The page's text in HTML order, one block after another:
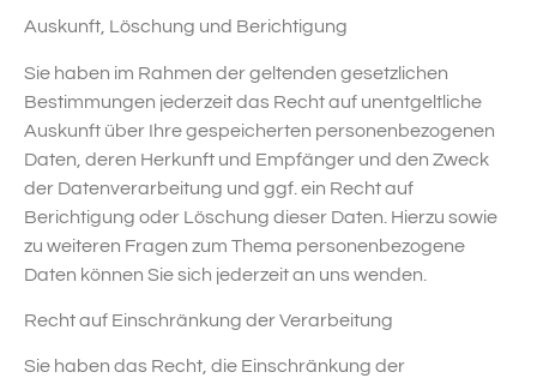
Auskunft, Löschung und Berichtigung
Sie haben im Rahmen der geltenden gesetzlichen
Bestimmungen jederzeit das Recht auf unentgeltliche
Auskunft über Ihre gespeicherten personenbezogenen
Daten, deren Herkunft und Empfänger und den Zweck
der Datenverarbeitung und ggf. ein Recht auf
Berichtigung oder Löschung dieser Daten. Hierzu sowie
zu weiteren Fragen zum Thema personenbezogene
Daten können Sie sich jederzeit an uns wenden.
Recht auf Einschränkung der Verarbeitung
Sie haben das Recht, die Einschränkung der